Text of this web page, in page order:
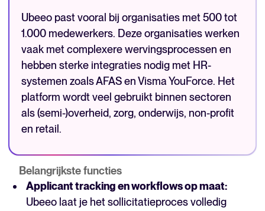
Ubeeo past vooral bij organisaties met 500 tot
1.000 medewerkers. Deze organisaties werken
vaak met complexere wervingsprocessen en
hebben sterke integraties nodig met HR-
systemen zoals AFAS en Visma YouForce. Het
platform wordt veel gebruikt binnen sectoren
als (semi-)overheid, zorg, onderwijs, non-profit
en retail.
Belangrijkste functies
Applicant tracking en workflows op maat:
Ubeeo laat je het sollicitatieproces volledig